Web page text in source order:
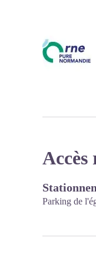
Parking de